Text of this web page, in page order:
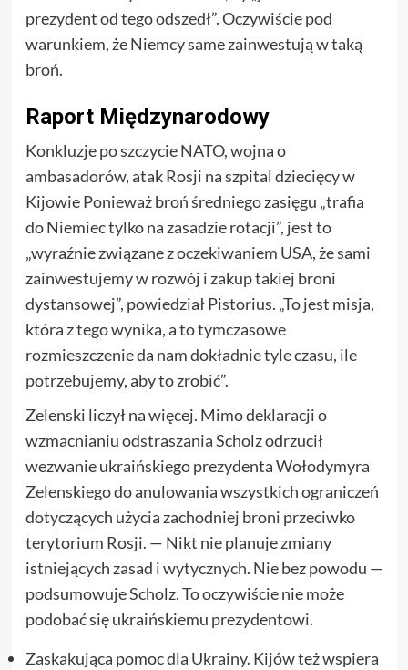
prezydent od tego odszedł”. Oczywiście pod
warunkiem, że Niemcy same zainwestują w taką
broń.
Raport Międzynarodowy
Konkluzje po szczycie NATO, wojna o
ambasadorów, atak Rosji na szpital dziecięcy w
Kijowie Ponieważ broń średniego zasięgu „trafia
do Niemiec tylko na zasadzie rotacji”, jest to
„wyraźnie związane z oczekiwaniem USA, że sami
zainwestujemy w rozwój i zakup takiej broni
dystansowej”, powiedział Pistorius. „To jest misja,
która z tego wynika, a to tymczasowe
rozmieszczenie da nam dokładnie tyle czasu, ile
potrzebujemy, aby to zrobić”.
Zelenski liczył na więcej. Mimo deklaracji o
wzmacnianiu odstraszania Scholz odrzucił
wezwanie ukraińskiego prezydenta Wołodymyra
Zelenskiego do anulowania wszystkich ograniczeń
dotyczących użycia zachodniej broni przeciwko
terytorium Rosji. — Nikt nie planuje zmiany
istniejących zasad i wytycznych. Nie bez powodu —
podsumowuje Scholz. To oczywiście nie może
podobać się ukraińskiemu prezydentowi.
Zaskakująca pomoc dla Ukrainy. Kijów też wspiera